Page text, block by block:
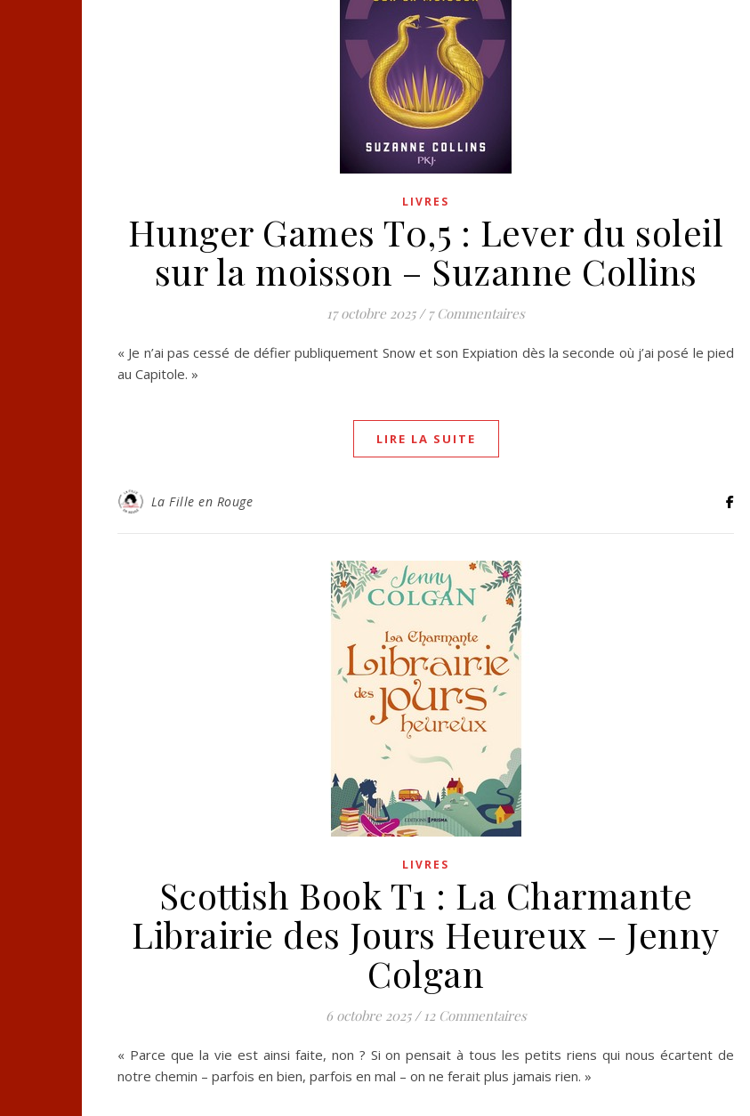
LIVRES
Hunger Games T0,5 : Lever du soleil
sur la moisson – Suzanne Collins
17 octobre 2025 / 7 Commentaires
« Je n’ai pas cessé de défier publiquement Snow et son Expiation dès la seconde où j’ai posé le pied
au Capitole. »
LIRE LA SUITE
La Fille en Rouge
LIVRES
Scottish Book T1 : La Charmante
Librairie des Jours Heureux – Jenny
Colgan
6 octobre 2025 / 12 Commentaires
« Parce que la vie est ainsi faite, non ? Si on pensait à tous les petits riens qui nous écartent de
notre chemin – parfois en bien, parfois en mal – on ne ferait plus jamais rien. »